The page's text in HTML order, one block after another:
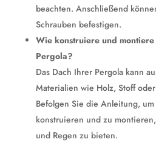
beachten. Anschließend
Schrauben befestigen.
Wie konstruiere und
Pergola?
Das Dach Ihrer Pergola kann
Materialien wie Holz, Stoff
Befolgen Sie die Anleitung,
konstruieren und zu
und Regen zu bieten.